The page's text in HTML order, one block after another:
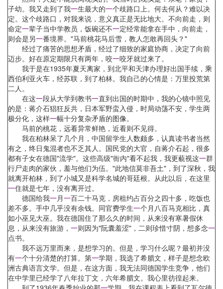
子幼。我又走到了我一生最大的一个歧路口上。何去何从？难以决
定。这个歧路口，对我来说，意义真正是无比地大。不向前走，则
命定一辈子当中学教员，饭碗还不一定经常能拿在手中，向前走，
则会是另一番境界。"马前桃花马后雪，教人怎敢再回头？"
经过了痛苦的思想矛盾，经过了细致的家庭协商，决定了向前
迈步。好在原定期限只有两年，咬一咬牙就过来了。
我于是在1935年夏天离家，到北平和天津办理好出国手续，乘
西伯利亚火车，经苏联，到了柏林。我自己的心情是：万里投荒第
二人。
在这一段从大学到教书一直到出国的时期中，我的心镜中照见
的是：蒋介石猖狂反共，日本军野蛮入侵，时局动荡不安，学生两
极分化，这样一幅十分复杂矛盾的图像。
马前的桃花，远看异常鲜艳，近看则不见得。
我在柏林呆了几个月，中国留学生人数颇多，认真读书者当然
有之，终日鬼混者也不乏其人。国民党的大官，自蒋介石起，很多
都有子女在德国"流学"。这些高级"衙内"看不起我，我更藐视这一群
行尸走肉的家伙，羞与他们为伍。"此地信莫非吾土"，到了深秋，我
就离开柏林，到了小城又是科学名城的哥廷根。从此以后，在这里
一住就是七年，没有离开过。
德国给我一月一百二十马克，房租约占百分之四十多，吃饭也
差不多。手中几乎没有余钱。同官费学生一个月八百马克相比，真
如小巫见大巫。我在德国住了那么久的时间，从来没有寒暑假休
息，从来没有旅游， 一则因为"阮囊羞涩"，二则珍惜寸阴，想多念一
点书。
我不远万里而来，是想学习的。但是，学习什么呢？最初并没
有一个十分清楚的打算。第一学期，我选了希腊文，样子是想念欧
洲古典语言文学。但是，在这方面，我无法同德国学生竞争，他们
在中学里已经学了八年拉丁文，六年希腊文。我心里彷徨起来。